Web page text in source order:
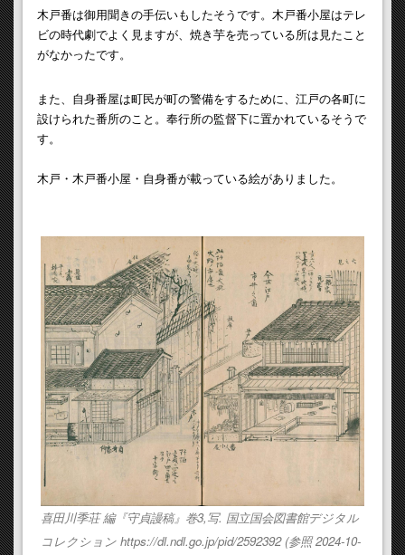
木戸番は御用聞きの手伝いもしたそうです。木戸番小屋はテレ
ビの時代劇でよく見ますが、焼き芋を売っている所は見たこと
がなかったです。
また、自身番屋は町民が町の警備をするために、江戸の各町に
設けられた番所のこと。奉行所の監督下に置かれているそうで
す。
木戸・木戸番小屋・自身番が載っている絵がありました。
喜田川季荘 編『守貞謾稿』巻3,写. 国立国会図書館デジタル
コレクション https://dl.ndl.go.jp/pid/2592392 (参照 2024-10-